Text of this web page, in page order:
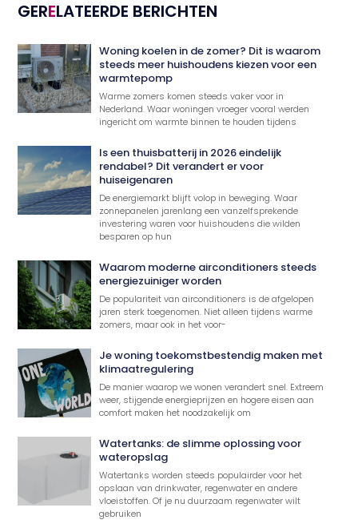
GERELATEERDE BERICHTEN
Woning koelen in de zomer? Dit is waarom
steeds meer huishoudens kiezen voor een
warmtepomp
Warme zomers komen steeds vaker voor in
Nederland. Waar woningen vroeger vooral werden
ingericht om warmte binnen te houden tijdens
Is een thuisbatterij in 2026 eindelijk
rendabel? Dit verandert er voor
huiseigenaren
De energiemarkt blijft volop in beweging. Waar
zonnepanelen jarenlang een vanzelfsprekende
investering waren voor huishoudens die wilden
besparen op hun
Waarom moderne airconditioners steeds
energiezuiniger worden
De populariteit van airconditioners is de afgelopen
jaren sterk toegenomen. Niet alleen tijdens warme
zomers, maar ook in het voor-
Je woning toekomstbestendig maken met
klimaatregulering
De manier waarop we wonen verandert snel. Extreem
weer, stijgende energieprijzen en hogere eisen aan
comfort maken het noodzakelijk om
Watertanks: de slimme oplossing voor
wateropslag
Watertanks worden steeds populairder voor het
opslaan van drinkwater, regenwater en andere
vloeistoffen. Of je nu duurzaam regenwater wilt
gebruiken